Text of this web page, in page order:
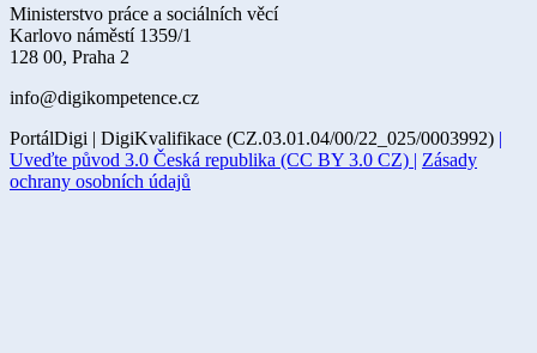
Ministerstvo práce a sociálních věcí
Karlovo náměstí 1359/1
128 00, Praha 2
info@digikompetence.cz
PortálDigi | DigiKvalifikace (CZ.03.01.04/00/22_025/0003992) |
Uveďte původ 3.0 Česká republika (CC BY 3.0 CZ) | Zásady
ochrany osobních údajů